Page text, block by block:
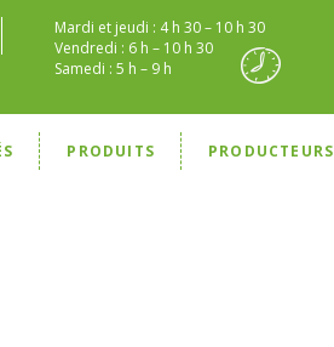
Mardi et jeudi : 4 h 30 – 10 h 30
Vendredi : 6 h – 10 h 30
Samedi : 5 h – 9 h
PRODUITS PRODUCTEURS